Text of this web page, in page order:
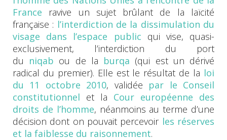
France ravive un sujet brûlant de la laïcité
française : l’interdiction de la dissimulation du
visage dans l’espace public qui vise, quasi-
exclusivement, l’interdiction du port
du niqab ou de la burqa (qui est un dérivé
radical du premier). Elle est le résultat de la loi
du 11 octobre 2010, validée par le Conseil
constitutionnel et la Cour européenne des
droits de l’homme, néanmoins au terme d’une
décision dont on pouvait percevoir les réserves
et la faiblesse du raisonnement.